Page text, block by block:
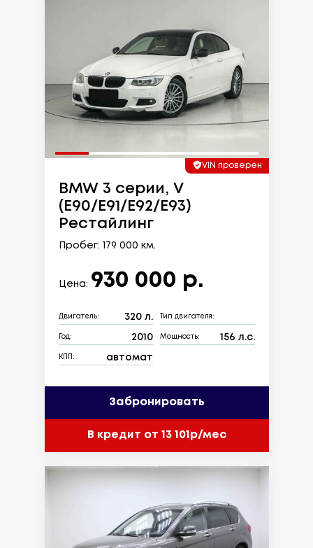
VIN проверен
BMW 3 серии, V
(E90/E91/E92/E93)
Рестайлинг
Пробег: 179 000 км.
Цена: 930 000 р.
Двигатель: 320 л. Тип двигателя:
Год: 2010 Мощность: 156 л.с.
КПП: автомат
Забронировать
В кредит от 13 101р/мес